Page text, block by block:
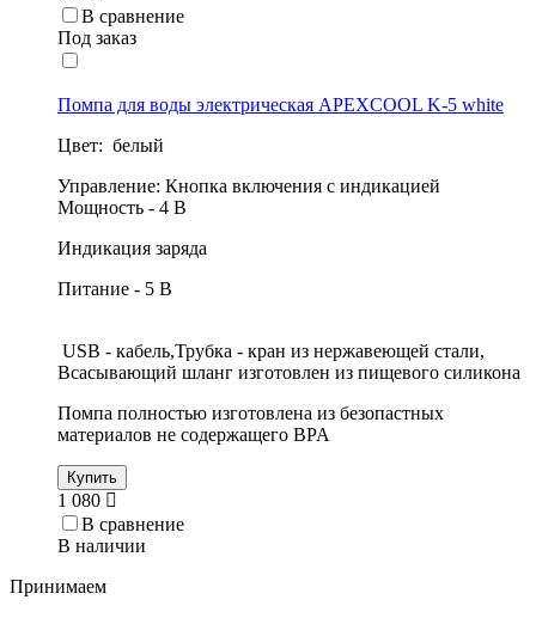
В сравнение
Под заказ
Помпа для воды электрическая APEXCOOL K-5 white
Цвет: белый
Управление: Кнопка включения с индикацией
Мощность - 4 В
Индикация заряда
Питание - 5 В
USB - кабель,Трубка - кран из нержавеющей стали,
Всасывающий шланг изготовлен из пищевого силикона
Помпа полностью изготовлена из безопастных
материалов не содержащего BPA
Купить
1 080
В сравнение
В наличии
Принимаем